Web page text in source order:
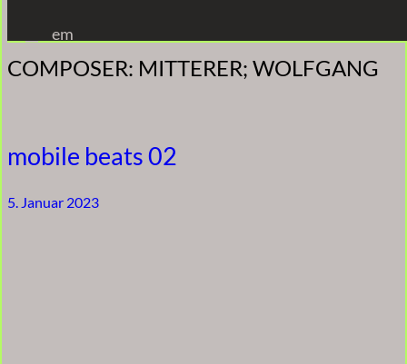
Inhalt
springen
em
COMPOSER: MITTERER; WOLFGANG
mobile beats 02
5. Januar 2023